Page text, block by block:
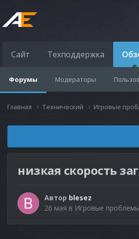
Сайт Техподдержка
Форумы Модераторы
Главная Технический Игровые
низкая скорость
Автор blesez
26 мая в Игровые проблемы